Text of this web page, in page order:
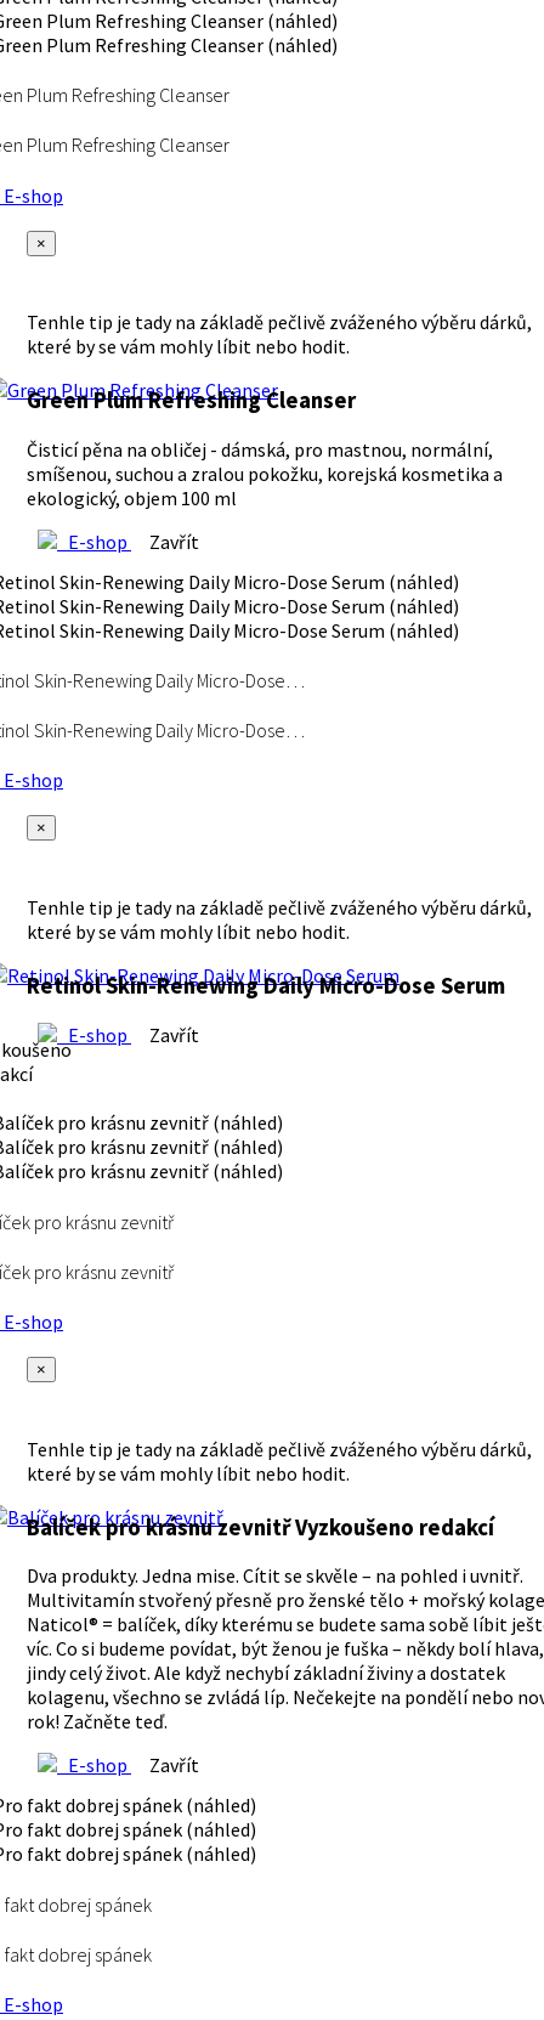
Plum Refreshing Cleanser
Plum Refreshing Cleanser
shop
×
Tenhle tip je tady na základě pečlivě zváženého výběru dárků,
které by se vám mohly líbit nebo hodit.
Green Plum Refreshing Cleanser
Čisticí pěna na obličej - dámská, pro mastnou, normální,
smíšenou, suchou a zralou pokožku, korejská kosmetika a
ekologický, objem 100 ml
E-shop
Zavřít
Skin-Renewing Daily Micro-Dose…
Skin-Renewing Daily Micro-Dose…
shop
×
Tenhle tip je tady na základě pečlivě zváženého výběru dárků,
které by se vám mohly líbit nebo hodit.
Retinol Skin-Renewing Daily Micro-Dose Serum
E-shop Zavřít
pro krásnu zevnitř
pro krásnu zevnitř
shop
×
Tenhle tip je tady na základě pečlivě zváženého výběru dárků,
které by se vám mohly líbit nebo hodit.
Balíček pro krásnu zevnitřVyzkoušeno redakcí
Dva produkty. Jedna mise. Cítit se skvěle – na pohled i uvnitř.
Multivitamín stvořený přesně pro ženské tělo + mořský
Naticol® = balíček, díky kterému se budete sama sobě líbit
víc. Co si budeme povídat, být ženou je fuška – někdy bolí hlava,
jindy celý život. Ale když nechybí základní živiny a dostatek
kolagenu, všechno se zvládá líp. Nečekejte na pondělí nebo
rok! Začněte teď.
E-shop
Zavřít
fakt dobrej spánek
fakt dobrej spánek
shop